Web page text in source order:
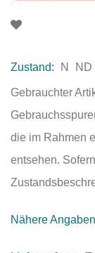
Zustand: N ND
Gebrauchter
die im Rahmen
entsehen.
Nähere